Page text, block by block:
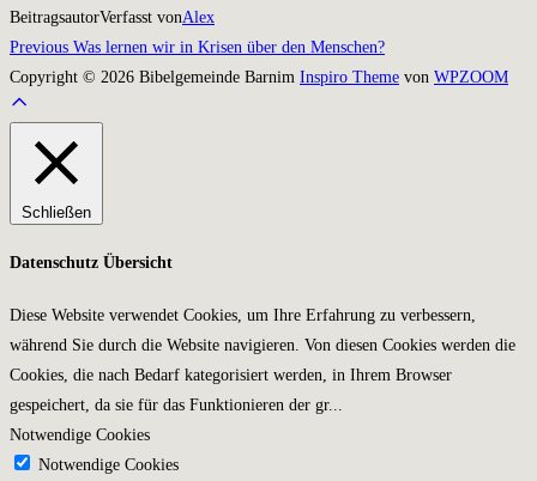
BeitragsautorVerfasst vonAlex
Beitragsnavigation
Previous
Previous Was lernen wir in Krisen über den Menschen?
Copyright © 2026 Bibelgemeinde Barnim Inspiro Theme von WPZOOM
top
Schließen
Datenschutz Übersicht
Diese Website verwendet Cookies, um Ihre Erfahrung zu verbessern,
während Sie durch die Website navigieren. Von diesen Cookies werden die
Cookies, die nach Bedarf kategorisiert werden, in Ihrem Browser
gespeichert, da sie für das Funktionieren der gr...
Notwendige Cookies
Notwendige Cookies